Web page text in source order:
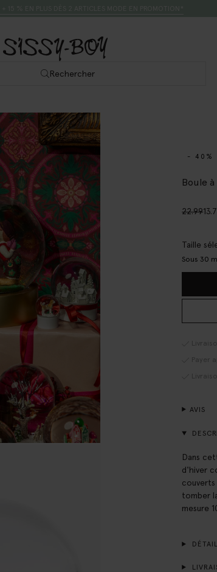
Rechercher
- 40%
Boule
22.99
Taille
Sous 30
Payer
AVIS
Dans
d'hiver
couverts
tomber
mesure